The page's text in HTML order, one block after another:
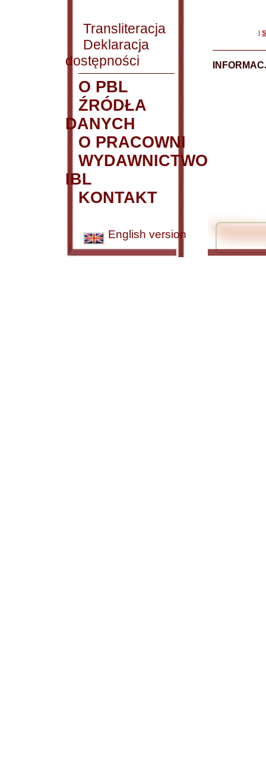
Transliteracja
Deklaracja
dostępności
O PBL
ŹRÓDŁA
DANYCH
O PRACOWNI
WYDAWNICTWO
IBL
KONTAKT
English version
|